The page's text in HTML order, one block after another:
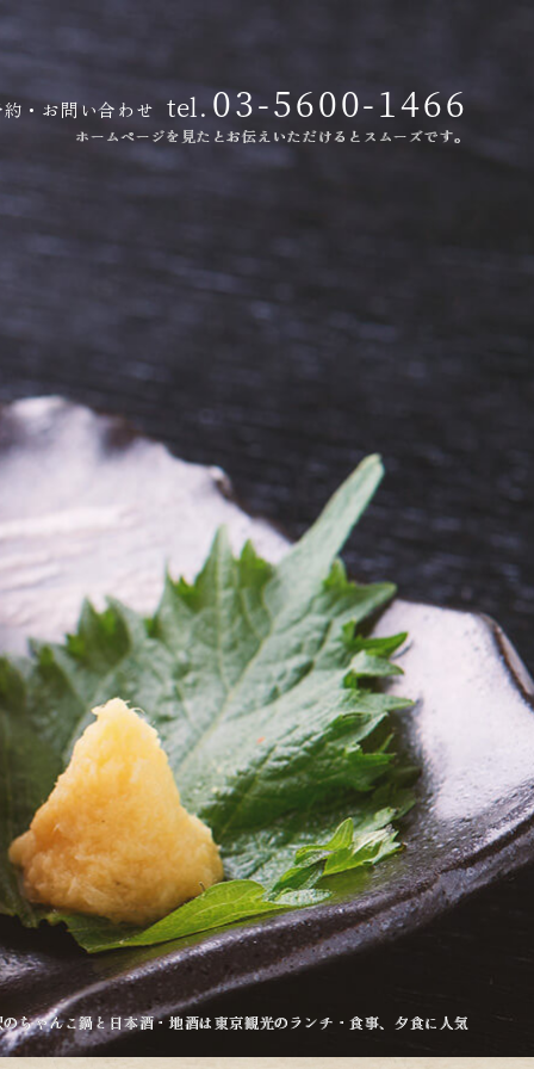
・お問い合わせ tel. 03-5600-1466
ホームページを見たとお伝えいただけるとスムーズです。
ちゃんこ鍋と日本酒・地酒は東京観光のランチ・食事、夕食に人気